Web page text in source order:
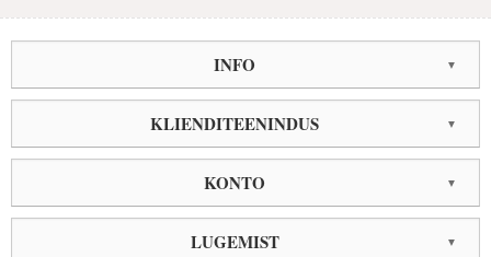
INFO
KLIENDITEENINDUS
KONTO
LUGEMIST